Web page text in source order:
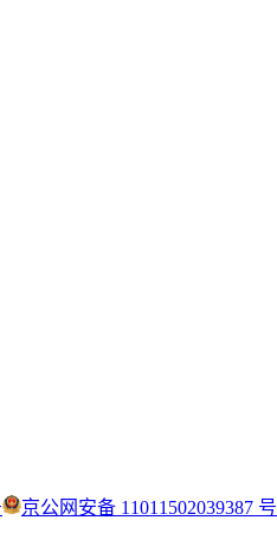
京公网安备 11011502039387 号